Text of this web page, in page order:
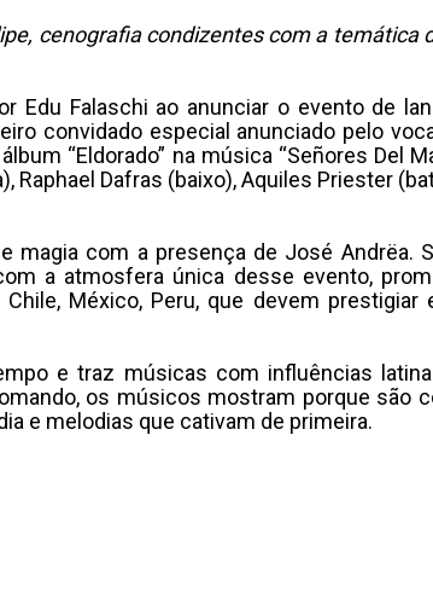
cenografia condizentes com a temática
Falaschi ao anunciar o evento de
convidado especial anunciado pelo
“Eldorado” na música “Señores Del
Raphael Dafras (baixo), Aquiles Priester
magia com a presença de José Andrëa.
a atmosfera única desse evento,
México, Peru, que devem prestigiar
e traz músicas com influências
os músicos mostram porque são
e melodias que cativam de primeira.